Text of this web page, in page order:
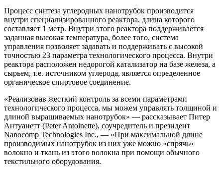
Процесс синтеза углеродных нанотрубок производится
внутри специализированного реактора, длина которого
составляет 1 метр. Внутри этого реактора поддерживается
заданная высокая температура, более того, система
управления позволяет задавать и поддерживать с высокой
точностью 23 параметра технологического процесса. Внутри
реактора расположен недорогой катализатор на базе железа, а
сырьем, т.е. источником углерода, является определенное
органическое спиртовое соединение.
«Реализовав жесткий контроль за всеми параметрами
технологического процесса, мы можем управлять толщиной и
длиной выращиваемых нанотрубок» — рассказывает Питер
Антуанетт (Peter Antoinette), соучредитель и президент
Nanocomp Technologies Inc., — «При максимальной длине
производимых нанотрубок из них уже можно «спрячь»
волокно и ткань из этого волокна при помощи обычного
текстильного оборудования.